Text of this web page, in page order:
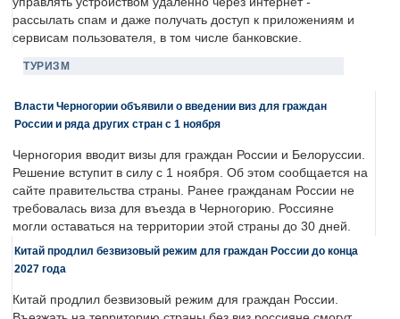
рассылать спам и даже получать доступ к приложениям и
сервисам пользователя, в том числе банковские.
ТУРИЗМ
Власти Черногории объявили о введении виз для граждан
России и ряда других стран с 1 ноября
Черногория вводит визы для граждан России и Белоруссии.
Решение вступит в силу с 1 ноября. Об этом сообщается на
сайте правительства страны. Ранее гражданам России не
требовалась виза для въезда в Черногорию. Россияне
могли оставаться на территории этой страны до 30 дней.
Китай продлил безвизовый режим для граждан России до конца
2027 года
Китай продлил безвизовый режим для граждан России.